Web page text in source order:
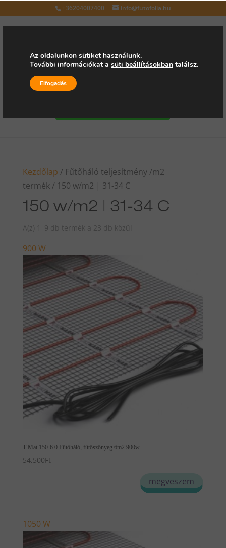
+36204007400 info@futofolia.hu
Válasszon oldalt
Kezdőlap / Fűtőháló teljesítmény /m2
termék / 150 w/m2 | 31-34 C
150 w/m2 | 31-34 C
A(z) 1–9 db termék a 23 db közül
900 W
T-Mat 150-6.0 Fűtőháló, fűtőszőnyeg 6m2 900w
54,500Ft
megveszem
1050 W
Az oldalunkon sütiket használunk.
További információkat a süti beállításokban találsz.
Elfogadás